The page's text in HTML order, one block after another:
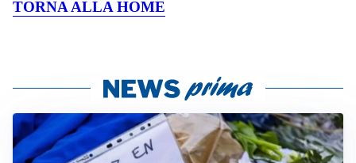
TORNA ALLA HOME